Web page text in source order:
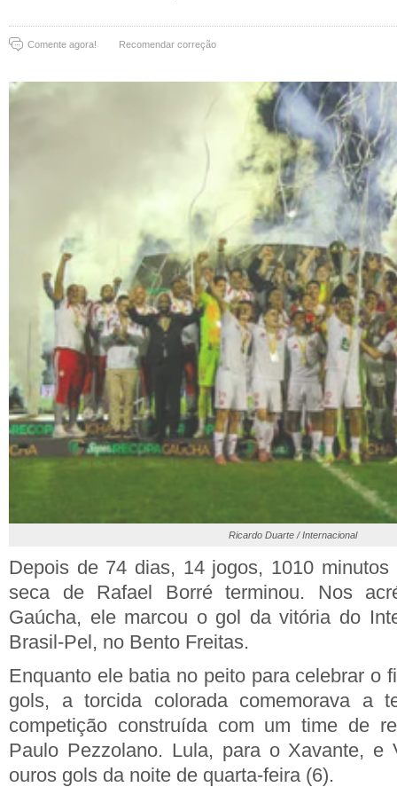
Comente agora! Recomendar correção
Ricardo Duarte / Internacional
Depois de 74 dias, 14 jogos, 1010
seca de Rafael Borré terminou. Nos
Gaúcha, ele marcou o gol da vitória do
Brasil-Pel, no Bento Freitas.
Enquanto ele batia no peito para celebrar o
gols, a torcida colorada comemorava a
competição construída com um time de
Paulo Pezzolano. Lula, para o Xavante, e
ouros gols da noite de quarta-feira (6).